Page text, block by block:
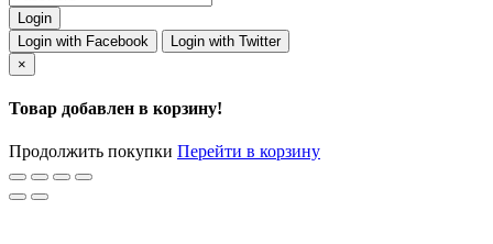
Login with Facebook
Login with Twitter
×
Товар добавлен в корзину!
Продолжить покупки Перейти в корзину